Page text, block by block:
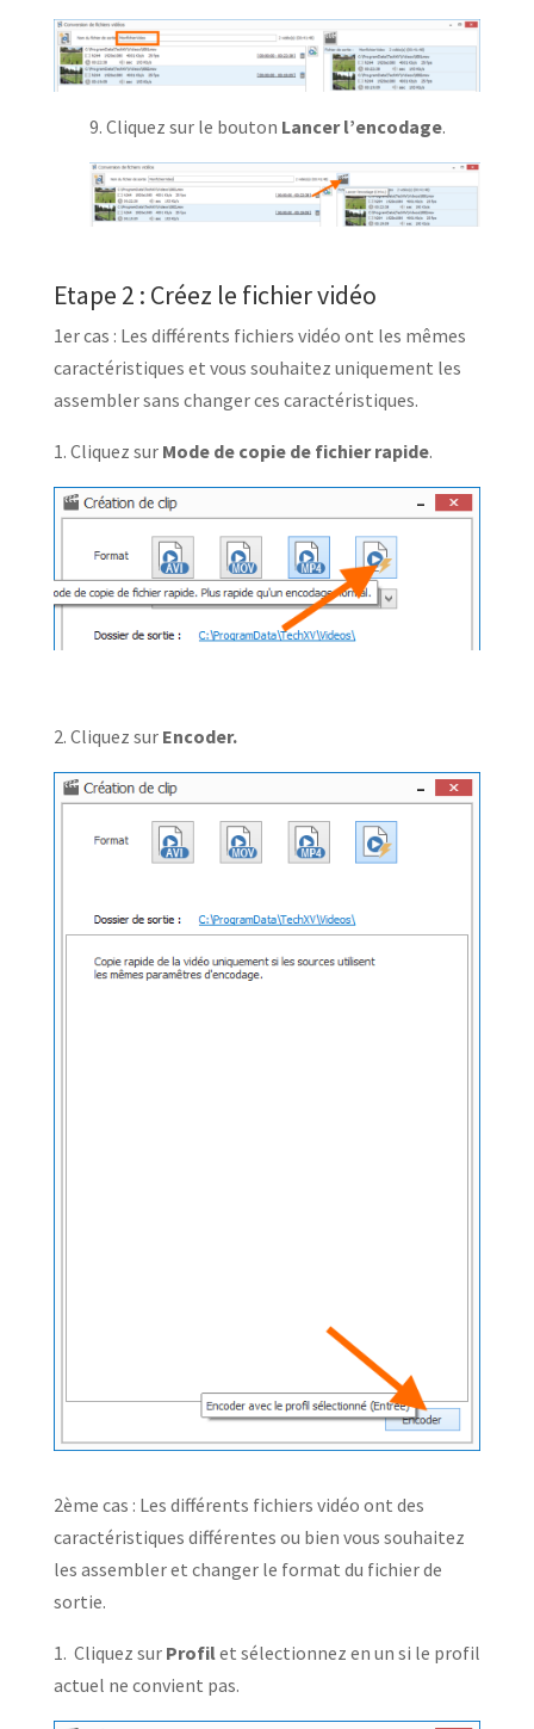
9. Cliquez sur le bouton Lancer l’encodage.
Etape 2 : Créez le fichier vidéo
1er cas : Les différents fichiers vidéo ont les mêmes
caractéristiques et vous souhaitez uniquement les
assembler sans changer ces caractéristiques.
1. Cliquez sur Mode de copie de fichier rapide.
2. Cliquez sur Encoder.
2ème cas : Les différents fichiers vidéo ont des
caractéristiques différentes ou bien vous souhaitez
les assembler et changer le format du fichier de
sortie.
1. Cliquez sur Profilet sélectionnez en un si le profil
actuel ne convient pas.